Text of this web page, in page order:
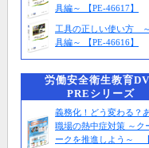
具編～ 【PE-46617】
工具の正しい使い方
具編～ 【PE-46616】
労働安全衛生教育
PREシリーズ
義務化！どう変わる？
職場の熱中症対策 ～ク
ークを推進しよう～